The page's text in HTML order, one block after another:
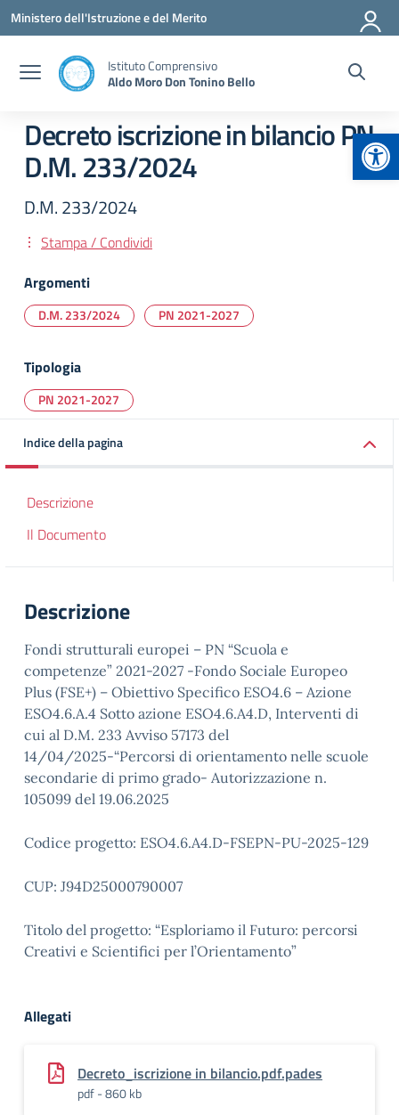
Vai ai contenuti
Vai al menu di navigazione
Vai al footer
Ministero dell'Istruzione e del Merito
Istituto Comprensivo
Aldo Moro Don Tonino Bello
Decreto iscrizione in bilancio PN
D.M. 233/2024
D.M. 233/2024
Stampa / Condividi
Argomenti
D.M. 233/2024 PN 2021-2027
Tipologia
PN 2021-2027
Indice della pagina
Descrizione
Il Documento
Descrizione
Fondi strutturali europei – PN “Scuola e
competenze” 2021-2027 -Fondo Sociale Europeo
Plus (FSE+) – Obiettivo Specifico ESO4.6 – Azione
ESO4.6.A.4 Sotto azione ESO4.6.A4.D, Interventi di
cui al D.M. 233 Avviso 57173 del
14/04/2025-“Percorsi di orientamento nelle scuole
secondarie di primo grado- Autorizzazione n.
105099 del 19.06.2025
Codice progetto: ESO4.6.A4.D-FSEPN-PU-2025-129
CUP: J94D25000790007
Titolo del progetto: “Esploriamo il Futuro: percorsi
Creativi e Scientifici per l’Orientamento”
Allegati
Decreto_iscrizione in bilancio.pdf.pades
pdf - 860 kb